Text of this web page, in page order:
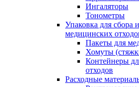
Ингаляторы
Тонометры
Упаковка для сбора
медицинских
Пакеты для
Хомуты
Контейнеры
отходов
Расходные